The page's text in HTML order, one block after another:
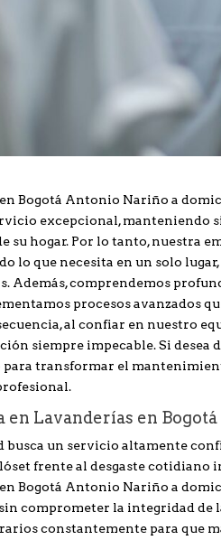
Bogotá Antonio Nariño a
excepcional, manteniendo
su hogar. Por lo tanto, nuestra
lo que necesita en un solo
Además, comprendemos
procesos avanzados
al confiar en nuestro
siempre impecable. Si
para transformar el
en Lavanderías en
busca un servicio altamente
frente al desgaste cotidiano
Bogotá Antonio Nariño a
comprometer la integridad de
constantemente para que